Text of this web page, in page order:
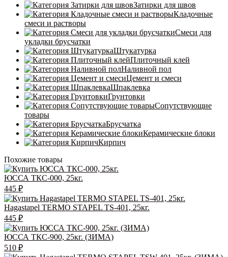
Затирки для швов
Кладочные
смеси и растворы
Смеси для
укладки брусчатки
Штукатурка
Плиточный клей
Наливной пол
Цемент и смеси
Шпаклевка
Грунтовки
Сопутствующие
товары
Брусчатка
Керамические блоки
Кирпич
Похожие товары
ЮССА ТКС-000, 25кг.
445 ₽
Hagastapel TERMO STAPEL TS-401, 25кг.
445 ₽
ЮССА ТКС-900, 25кг. (ЗИМА)
510 ₽